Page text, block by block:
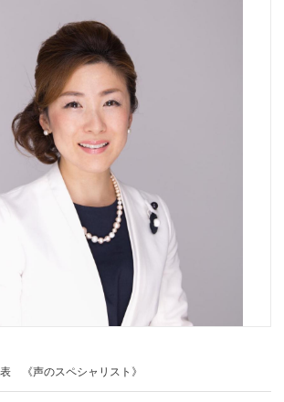
《声のスペシャリスト》